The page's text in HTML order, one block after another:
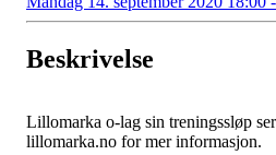
Beskrivelse
Lillomarka o-lag sin treningssløp
lillomarka.no for mer informasjon.